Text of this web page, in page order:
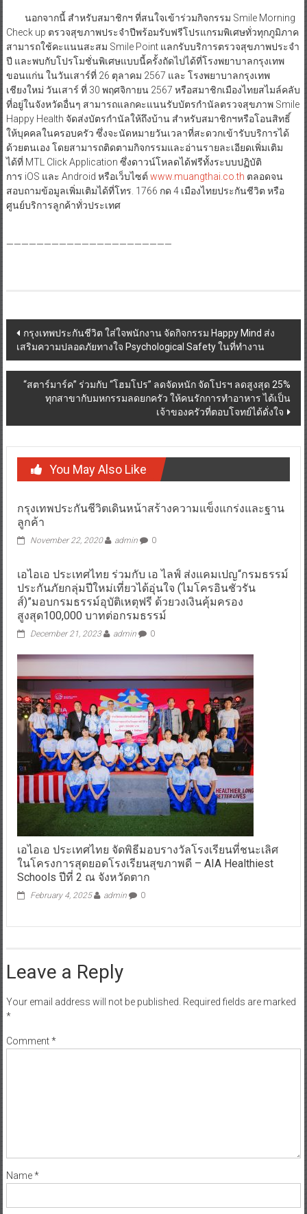
นอกจากนี้ สำหรับสมาชิกฯ ที่สนใจเข้าร่วมกิจกรรม Smile Morning
Check up ตรวจสุขภาพประจำปีพร้อมรับฟรีโปรแกรมพิเศษทั่วทุกภูมิภาค
สามารถใช้คะแนนสะสม Smile Point แลกรับบริการตรวจสุขภาพประจำ
ปี และพบกับโปรโมชั่นพิเศษแบบนี้ครั้งถัดไปได้ที่โรงพยาบาลกรุงเทพ
ขอนแก่น ในวันเสาร์ที่ 26 ตุลาคม 2567 และ โรงพยาบาลกรุงเทพ
เชียงใหม่ วันเสาร์ ที่ 30 พฤศจิกายน 2567 หรือสมาชิกเมืองไทยสไมล์คลับ
ที่อยู่ในจังหวัดอื่นๆ สามารถแลกคะแนนรับบัตรกำนัลตรวจสุขภาพ Smile
Happy Health จัดส่งบัตรกำนัลให้ถึงบ้าน สำหรับสมาชิกฯหรือโอนสิทธิ์
ให้บุคคลในครอบครัว ซึ่งจะนัดหมายวันเวลาที่สะดวกเข้ารับบริการได้
ด้วยตนเอง โดยสามารถติดตามกิจกรรมและอ่านรายละเอียดเพิ่มเติม
ได้ที่ MTL Click Application ซึ่งดาวน์โหลดได้ฟรีทั้งระบบปฏิบัติ
การ iOS และ Android หรือเว็บไซต์ www.muangthai.co.th ตลอดจน
สอบถามข้อมูลเพิ่มเติมได้ที่โทร. 1766 กด 4 เมืองไทยประกันชีวิต หรือ
ศูนย์บริการลูกค้าทั่วประเทศ
——————————————————————
Post
navigation
กรุงเทพประกันชีวิต ใส่ใจพนักงาน จัดกิจกรรม Happy Mind ส่ง
เสริมความปลอดภัยทางใจ Psychological Safety ในที่ทำงาน
“สตาร์มาร์ค” ร่วมกับ “โฮมโปร” ลดจัดหนัก จัดโปรฯ ลดสูงสุด 25%
ทุกสาขากับมหกรรมลดยกครัว ให้คนรักการทำอาหาร ได้เป็น
เจ้าของครัวที่ตอบโจทย์ได้ดั่งใจ
You May Also Like
กรุงเทพประกันชีวิตเดินหน้าสร้างความแข็งแกร่งและฐาน
ลูกค้า
November 22, 2020 admin 0
เอไอเอ ประเทศไทย ร่วมกับ เอ ไลฟ์ ส่งแคมเปญ“กรมธรรม์
ประกันภัยกลุ่มปีใหม่เที่ยวได้อุ่นใจ (ไมโครอินชัวรัน
ส์)”มอบกรมธรรม์อุบัติเหตุฟรี ด้วยวงเงินคุ้มครอง
สูงสุด100,000 บาทต่อกรมธรรม์
December 21, 2023 admin 0
เอไอเอ ประเทศไทย จัดพิธีมอบรางวัลโรงเรียนที่ชนะเลิศ
ในโครงการสุดยอดโรงเรียนสุขภาพดี – AIA Healthiest
Schools ปีที่ 2 ณ จังหวัดตาก
February 4, 2025 admin 0
Leave a Reply
Your email address will not be published. Required fields are marked
*
Comment*
Name*